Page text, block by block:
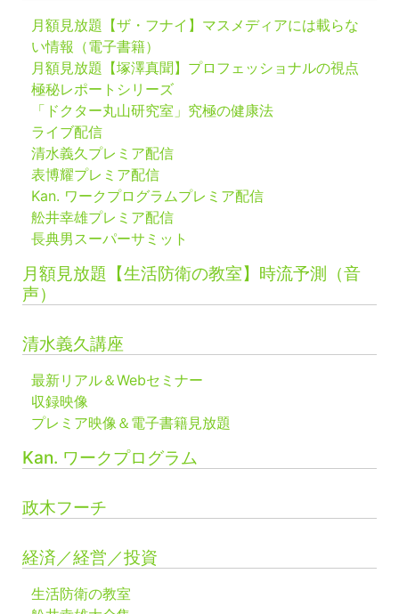
月額見放題【ザ・フナイ】マスメディアには載らな
い情報（電子書籍）
月額見放題【塚澤真聞】プロフェッショナルの視点
極秘レポートシリーズ
「ドクター丸山研究室」究極の健康法
ライブ配信
清水義久プレミア配信
表博耀プレミア配信
Kan. ワークプログラムプレミア配信
舩井幸雄プレミア配信
長典男スーパーサミット
月額見放題【生活防衛の教室】時流予測（音
声）
清水義久講座
最新リアル＆Webセミナー
収録映像
プレミア映像＆電子書籍見放題
Kan. ワークプログラム
政木フーチ
経済／経営／投資
生活防衛の教室